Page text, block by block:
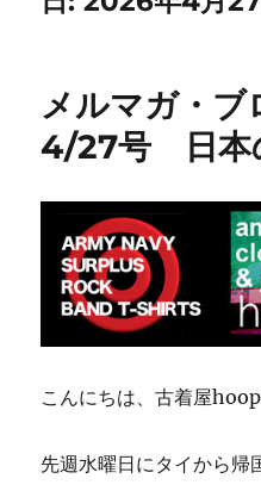
メルマガ・
4/27号 日本
こんにちは、古着屋
先週水曜日にタイから帰